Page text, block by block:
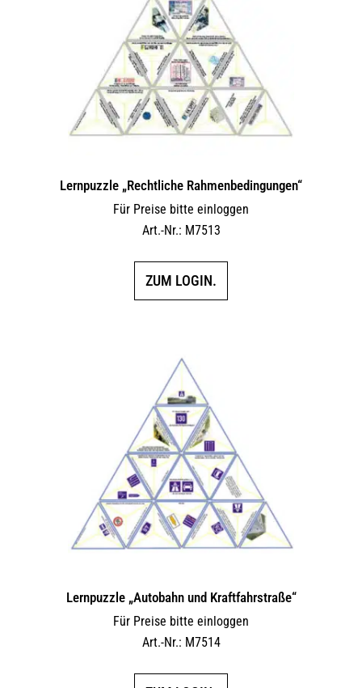
Lernpuzzle „Rechtliche Rahmenbedingungen“
Für Preise bitte einloggen
Art.-Nr.: M7513
ZUM LOGIN.
Lernpuzzle „Autobahn und Kraftfahrstraße“
Für Preise bitte einloggen
Art.-Nr.: M7514